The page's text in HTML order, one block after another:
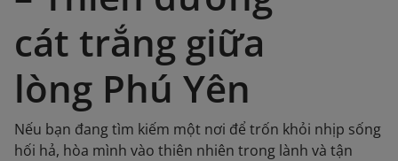
cát trắng giữa
lòng Phú Yên
Nếu bạn đang tìm kiếm một nơi để trốn khỏi nhịp sống
hối hả, hòa mình vào thiên nhiên trong lành và tận